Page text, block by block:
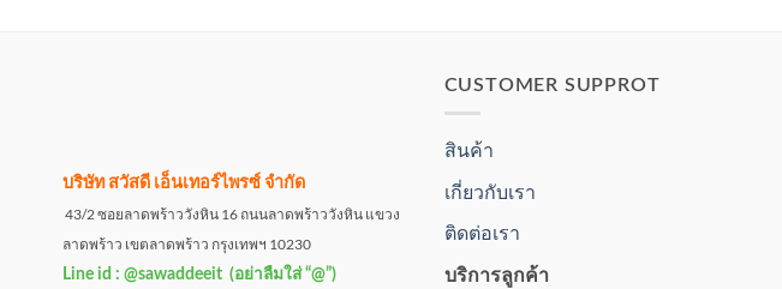
บริษัท สวัสดี เอ็นเทอร์ไพรซ์ จำกัด
43/2 ซอยลาดพร้าววังหิน 16 ถนนลาดพร้าววังหิน แขวง
ลาดพร้าว เขตลาดพร้าว กรุงเทพฯ 10230
Line id : @sawaddeeit (อย่าลืมใส่ “@”)
CUSTOMER SUPPROT
สินค้า
เกี่ยวกับเรา
ติดต่อเรา
บริการลูกค้า